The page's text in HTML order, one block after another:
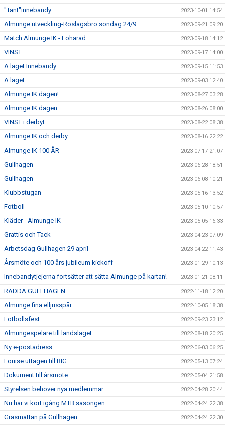
"Tant"innebandy 2023-10-01 14:54
Almunge utveckling-Roslagsbro söndag 24/9 2023-09-21 09:20
Match Almunge IK - Lohärad 2023-09-18 14:12
VINST 2023-09-17 14:00
A laget Innebandy 2023-09-15 11:53
A laget 2023-09-03 12:40
Almunge IK dagen! 2023-08-27 03:28
Almunge IK dagen 2023-08-26 08:00
VINST i derbyt 2023-08-22 08:38
Almunge IK och derby 2023-08-16 22:22
Almunge IK 100 ÅR 2023-07-17 21:07
Gullhagen 2023-06-28 18:51
Gullhagen 2023-06-08 10:21
Klubbstugan 2023-05-16 13:52
Fotboll 2023-05-10 10:57
Kläder - Almunge IK 2023-05-05 16:33
Grattis och Tack 2023-04-23 07:09
Arbetsdag Gullhagen 29 april 2023-04-22 11:43
Årsmöte och 100 års jubileum kickoff 2023-01-29 10:13
Innebandytjejerna fortsätter att sätta Almunge på kartan! 2023-01-21 08:11
RÄDDA GULLHAGEN 2022-11-18 12:20
Almunge fina elljusspår 2022-10-05 18:38
Fotbollsfest 2022-09-23 23:12
Almungespelare till landslaget 2022-08-18 20:25
Ny e-postadress 2022-06-03 06:25
Louise uttagen till RIG 2022-05-13 07:24
Dokument till årsmöte 2022-05-04 21:58
Styrelsen behöver nya medlemmar 2022-04-28 20:44
Nu har vi kört igång MTB säsongen 2022-04-24 22:38
Gräsmattan på Gullhagen 2022-04-24 22:30